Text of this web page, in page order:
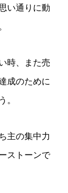
い通りに動
時、また売
成のために
。
主の集中力
ストーンで